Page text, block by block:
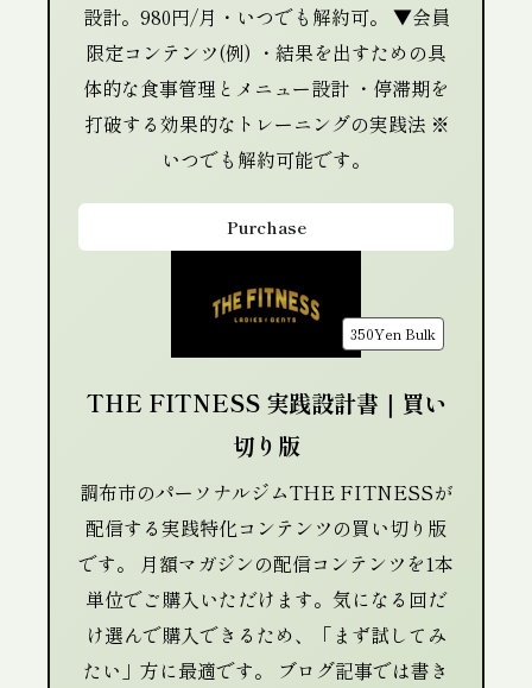
設計。980円/月・いつでも解約可。 ▼会員
限定コンテンツ(例) ・結果を出すための具
体的な食事管理とメニュー設計 ・停滞期を
打破する効果的なトレーニングの実践法 ※
いつでも解約可能です。
Purchase
350Yen Bulk
THE FITNESS 実践設計書｜買い
切り版
調布市のパーソナルジムTHE FITNESSが
配信する実践特化コンテンツの買い切り版
です。 月額マガジンの配信コンテンツを1本
単位でご購入いただけます。気になる回だ
け選んで購入できるため、「まず試してみ
たい」方に最適です。 ブログ記事では書き